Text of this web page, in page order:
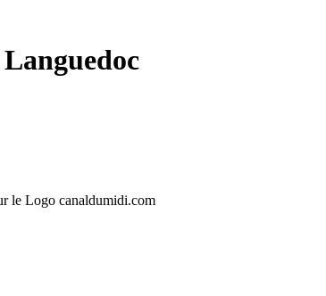
le Logo canaldumidi.com